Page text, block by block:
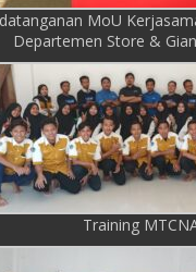
MoU
Departemen Store &
Training